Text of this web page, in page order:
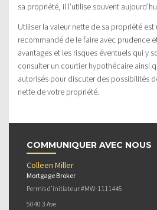
sa propriété, il l’utilise souvent
Utiliser la valeur nette de sa propriété
recommandé de le faire avec prudence
avantages et les risques éventuels qui y
consulter un courtier hypothécaire ainsi
autorisés pour discuter des possibilités
nette de votre propriété.
COMMUNIQUER AVEC NOUS
Colleen Miller
Mortgage Broker
Permis d’initiateur #MW-1111445
5040 3 Ave